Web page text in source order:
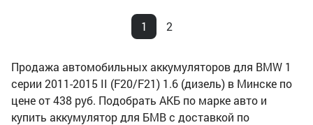
1 2
Продажа автомобильных аккумуляторов для BMW 1
серии 2011-2015 II (F20/F21) 1.6 (дизель) в Минске по
цене от 438 руб. Подобрать АКБ по марке авто и
купить аккумулятор для БМВ с доставкой по